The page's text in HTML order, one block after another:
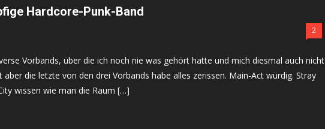
Hardcore-Punk-Band
2
Vorbands, über die ich noch nie was gehört hatte und mich diesmal auch nicht
die letzte von den drei Vorbands habe alles zerissen. Main-Act würdig. Stray
wissen wie man die Raum […]